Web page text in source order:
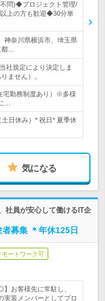
問)◆プロジェクト管理/
上の方も歓迎◆30分単
神奈川県横浜市、埼玉県
…
社規定により決定しま
ません）。
宅勤務制度あり）※多様
…
日休み）* 祝日* 夏季休
気になる
社員が安心して働けるIT企
募集 ＊年休125日
モートワーク可
お客様先に常駐し、
実装メンバーとしてプロ